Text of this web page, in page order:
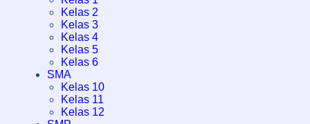
Kelas 2
Kelas 3
Kelas 4
Kelas 5
Kelas 6
SMA
Kelas 10
Kelas 11
Kelas 12